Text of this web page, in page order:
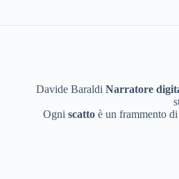
Davide BaraldiNarratore
Ogni scattoè un frammento